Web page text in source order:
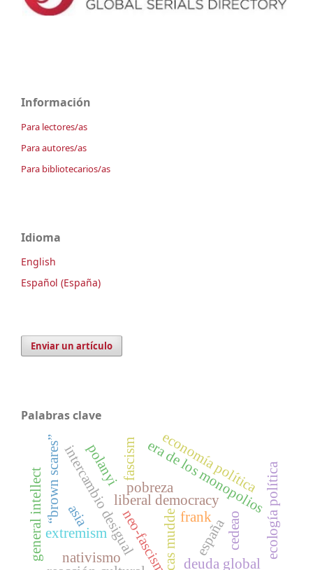
Información
Para lectores/as
Para autores/as
Para bibliotecarios/as
Idioma
English
Español (España)
Enviar un artículo
Palabras clave
españa
liberal democracy
era de los monopolios
intercambio desigual ecología política
“brown scares”
extremism neo-fascism
pobreza
fascism
cas mudde
nativismo
asia
general intellect frank
economía política
polanyi
deuda global
cedeao